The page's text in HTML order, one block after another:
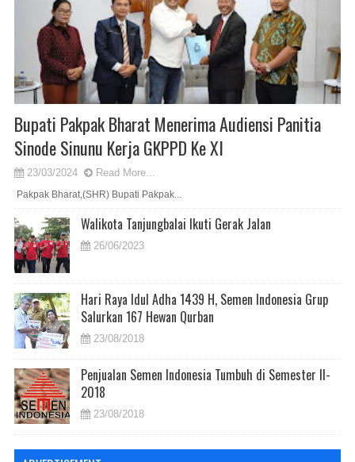
Bupati Pakpak Bharat Menerima Audiensi Panitia
Sinode Sinunu Kerja GKPPD Ke XI
23/03/2024 Read More...
Pakpak Bharat,(SHR) Bupati Pakpak...
Walikota Tanjungbalai Ikuti Gerak Jalan
26/06/2023
Hari Raya Idul Adha 1439 H, Semen Indonesia Grup
Salurkan 167 Hewan Qurban
23/08/2018
Penjualan Semen Indonesia Tumbuh di Semester II-
2018
23/08/2018